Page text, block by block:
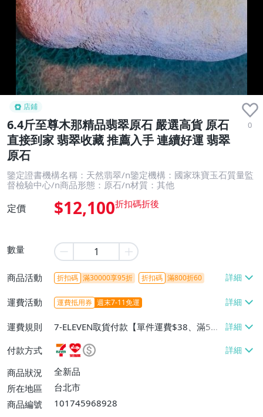
店鋪
6.4斤至尊木那精品翡翠原石 嚴選高貨 原石
直接到家 翡翠收藏 推薦入手 連續好運 翡翠
原石
0
鑒定證書機構名稱：天然翡翠/n鑒定機構：國家珠寶玉石質量監
督檢驗中心/n商品形態：原石/n材質：其他
定價 $12,100
數量
商品活動 折扣碼 滿30000享95折 折扣碼 滿800折60
運費活動 運費抵用券 週末7-11免運
運費規則
7-ELEVEN取貨付款【單件運費$38、滿5件
或消費滿$1298免運費】、7-ELEVEN取貨
不付款【免運費】、萊爾富取貨付款【單件
運費$60、滿5件或消費滿$1298免運
費】、宅配/貨運【單件運費$120、滿5件
付款方式
商品狀況
全新品
所在地區
台北市
商品編號
101745968928